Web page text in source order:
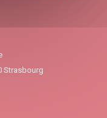
Strasbourg